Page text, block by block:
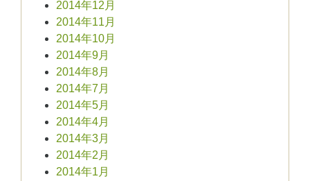
2014年12月
2014年11月
2014年10月
2014年9月
2014年8月
2014年7月
2014年5月
2014年4月
2014年3月
2014年2月
2014年1月